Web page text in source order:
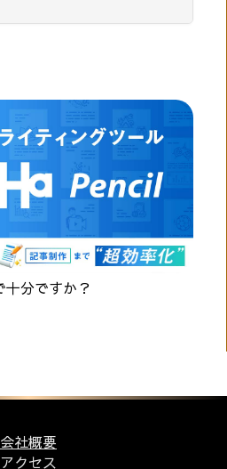
分ですか？
会社概要
アクセス